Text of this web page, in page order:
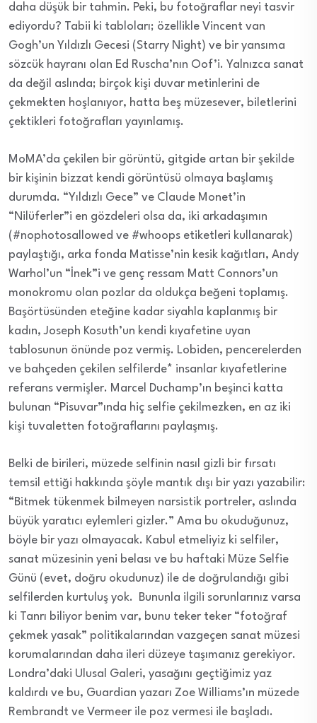
daha düşük bir tahmin. Peki, bu fotoğraflar neyi tasvir
ediyordu? Tabii ki tabloları; özellikle Vincent van
Gogh’un Yıldızlı Gecesi (Starry Night) ve bir yansıma
sözcük hayranı olan Ed Ruscha’nın Oof’i. Yalnızca sanat
da değil aslında; birçok kişi duvar metinlerini de
çekmekten hoşlanıyor, hatta beş müzesever, biletlerini
çektikleri fotoğrafları yayınlamış.
MoMA’da çekilen bir görüntü, gitgide artan bir şekilde
bir kişinin bizzat kendi görüntüsü olmaya başlamış
durumda. “Yıldızlı Gece” ve Claude Monet’in
“Nilüferler”i en gözdeleri olsa da, iki arkadaşımın
(#nophotosallowed ve #whoops etiketleri kullanarak)
paylaştığı, arka fonda Matisse’nin kesik kağıtları, Andy
Warhol’un “İnek”i ve genç ressam Matt Connors’un
monokromu olan pozlar da oldukça beğeni toplamış.
Başörtüsünden eteğine kadar siyahla kaplanmış bir
kadın, Joseph Kosuth’un kendi kıyafetine uyan
tablosunun önünde poz vermiş. Lobiden, pencerelerden
ve bahçeden çekilen selfilerde* insanlar kıyafetlerine
referans vermişler. Marcel Duchamp’ın beşinci katta
bulunan “Pisuvar”ında hiç selfie çekilmezken, en az iki
kişi tuvaletten fotoğraflarını paylaşmış.
Belki de birileri, müzede selfinin nasıl gizli bir fırsatı
temsil ettiği hakkında şöyle mantık dışı bir yazı yazabilir:
“Bitmek tükenmek bilmeyen narsistik portreler, aslında
büyük yaratıcı eylemleri gizler.” Ama bu okuduğunuz,
böyle bir yazı olmayacak. Kabul etmeliyiz ki selfiler,
sanat müzesinin yeni belası ve bu haftaki Müze Selfie
Günü (evet, doğru okudunuz) ile de doğrulandığı gibi
selfilerden kurtuluş yok. Bununla ilgili sorunlarınız varsa
ki Tanrı biliyor benim var, bunu teker teker “fotoğraf
çekmek yasak” politikalarından vazgeçen sanat müzesi
korumalarından daha ileri düzeye taşımanız gerekiyor.
Londra’daki Ulusal Galeri, yasağını geçtiğimiz yaz
kaldırdı ve bu, Guardian yazarı Zoe Williams’ın müzede
Rembrandt ve Vermeer ile poz vermesi ile başladı.